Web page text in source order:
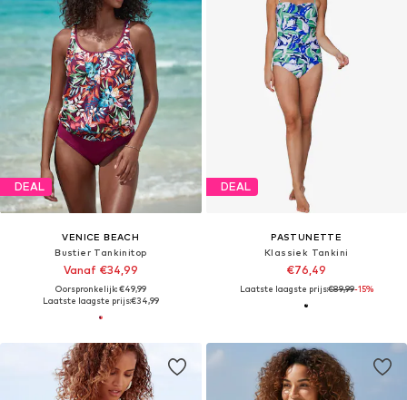
DEAL
VENICE BEACH
Bustier Tankinitop
Vanaf €34,99
Oorspronkelijk: €49,99
Laatste laagste prijs:€34,99
DEAL
PASTUNETTE
Klassiek Tankini
€76,49
Laatste laagste prijs:€89,99-15%